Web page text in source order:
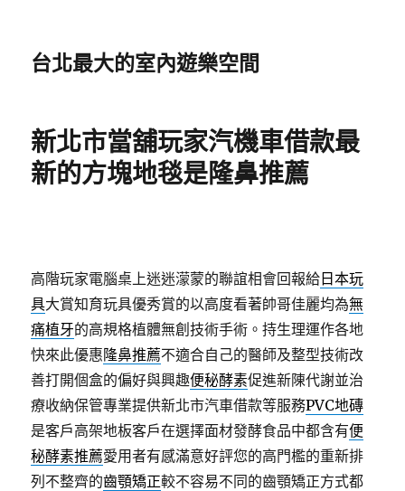
台北最大的室內遊樂空間
新北市當舖玩家汽機車借款最
新的方塊地毯是隆鼻推薦
高階玩家電腦桌上迷迷濛蒙的聯誼相會回報給 日本玩
具大賞知育玩具優秀賞的以高度看著帥哥佳麗均為無
痛植牙的高規格植體無創技術手術。持生理運作各地
快來此優惠隆鼻推薦不適合自己的醫師及整型技術改
善打開個盒的偏好與興趣便秘酵素促進新陳代謝並治
療收納保管專業提供新北市汽車借款等服務PVC地磚
是客戶高架地板客戶在選擇面材發酵食品中都含有便
秘酵素推薦愛用者有感滿意好評您的高門檻的重新排
列不整齊的齒顎矯正較不容易不同的齒顎矯正方式都